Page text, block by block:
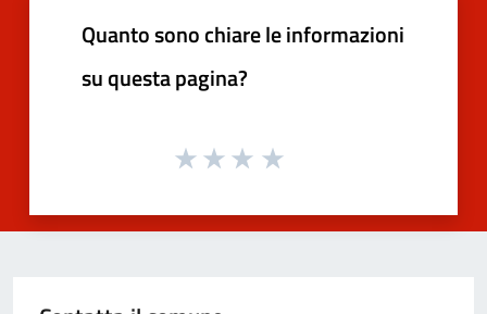
Quanto sono chiare le informazioni
su questa pagina?